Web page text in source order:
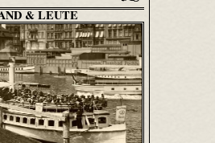
& LEUTE